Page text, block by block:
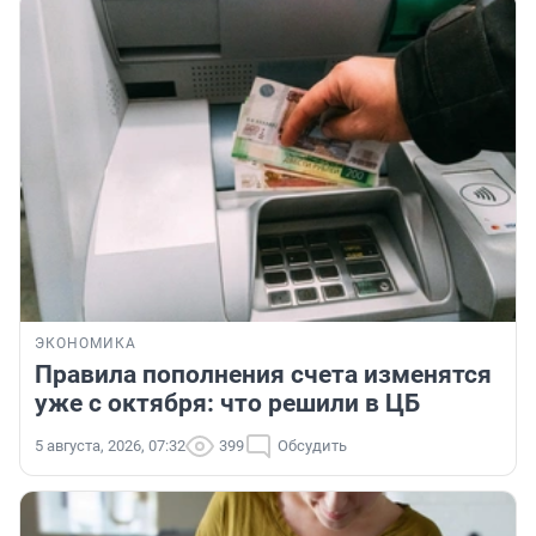
ЭКОНОМИКА
Правила пополнения счета изменятся
уже с октября: что решили в ЦБ
5 августа, 2026, 07:32 399 Обсудить